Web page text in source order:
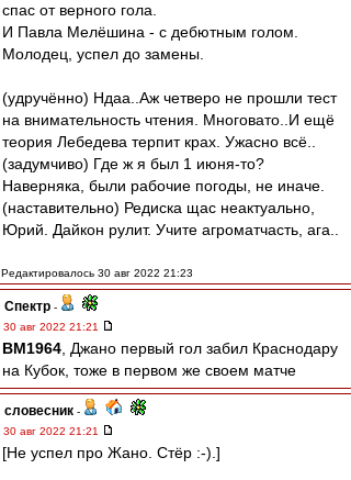
спас от верного гола.
И Павла Мелёшина - с дебютным голом.
Молодец, успел до замены.
(удручённо) Ндаа..Аж четверо не прошли тест
на внимательность чтения. Многовато..И ещё
теория Лебедева терпит крах. Ужасно всё..
(задумчиво) Где ж я был 1 июня-то?
Наверняка, были рабочие погоды, не иначе.
(наставительно) Редиска щас неактуально,
Юрий. Дайкон рулит. Учите агроматчасть, ага..
Редактировалось 30 авг 2022 21:23
Спектр -
30 авг 2022 21:21
BM1964 , Джано первый гол забил Краснодару
на Кубок, тоже в первом же своем матче
словесник -
30 авг 2022 21:21
[Не успел про Жано. Стёр :-).]